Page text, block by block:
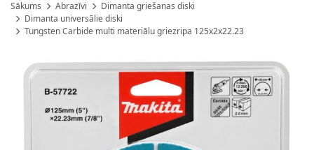
Sākums Abrazīvi
Dimanta griešanas diski
Dimanta universālie diski
Tungsten Carbide multi materiālu griezripa 125x2x22.23